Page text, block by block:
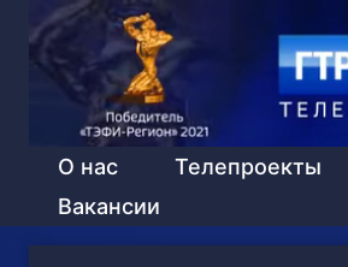
О нас Телепроекты
Вакансии